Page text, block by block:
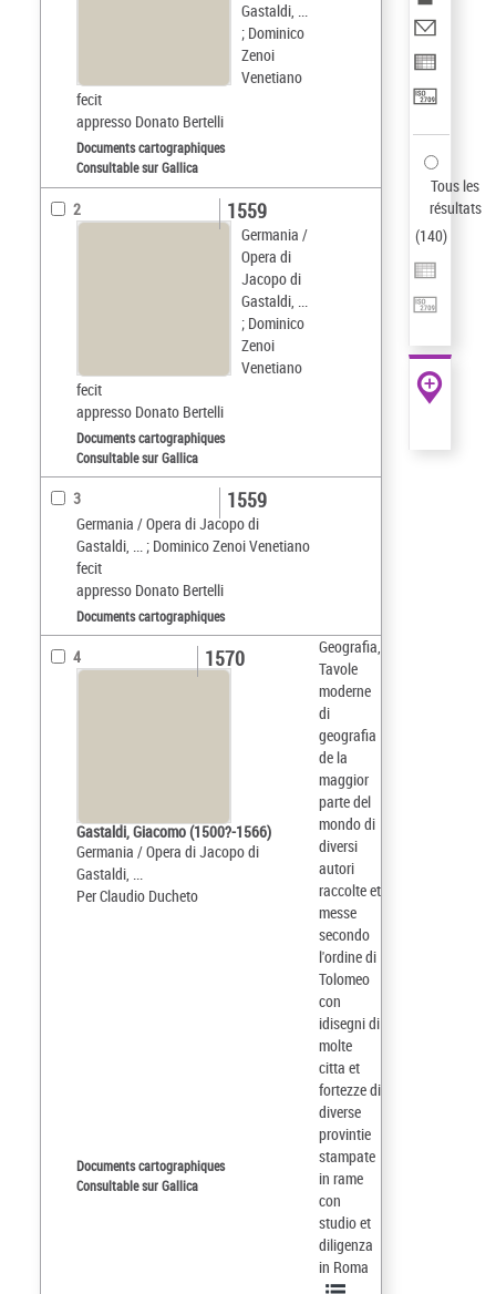
Gastaldi, ...
; Dominico
Zenoi
Venetiano
fecit
appresso Donato Bertelli
Documents cartographiques
Consultable sur Gallica
2
Germania /
Opera di
Jacopo di
Gastaldi, ...
; Dominico
Zenoi
Venetiano
fecit
appresso Donato Bertelli
1559
Documents cartographiques
Consultable sur Gallica
3
Germania / Opera di Jacopo di
Gastaldi, ... ; Dominico Zenoi Venetiano
fecit
appresso Donato Bertelli
1559
Documents cartographiques
4
Gastaldi, Giacomo (1500?-1566)
Germania / Opera di Jacopo di
Gastaldi, ...
Per Claudio Ducheto
1570
Documents cartographiques
Consultable sur Gallica
Geografia,
Tavole
moderne
di
geografia
de la
maggior
parte del
mondo di
diversi
autori
raccolte et
messe
secondo
l'ordine di
Tolomeo
con
idisegni di
molte
citta et
fortezze di
diverse
provintie
stampate
in rame
con
studio et
diligenza
in Roma
Tous les
résultats
(140)